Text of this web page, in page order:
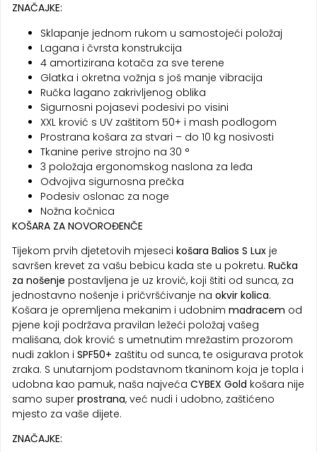
ZNAČAJKE:
Sklapanje jednom rukom u samostojeći položaj
Lagana i čvrsta konstrukcija
4 amortizirana kotača za sve terene
Glatka i okretna vožnja s još manje vibracija
Ručka lagano zakrivljenog oblika
Sigurnosni pojasevi podesivi po visini
XXL krović s UV zaštitom 50+ i mash podlogom
Prostrana košara za stvari – do 10 kg nosivosti
Tkanine perive strojno na 30 °
3 položaja ergonomskog naslona za leđa
Odvojiva sigurnosna prečka
Podesiv oslonac za noge
Nožna kočnica
KOŠARA ZA NOVOROĐENČE
Tijekom prvih djetetovih mjeseci košara Balios S Lux je
savršen krevet za vašu bebicu kada ste u pokretu. Ručka
za nošenje postavljena je uz krović, koji štiti od sunca, za
jednostavno nošenje i pričvršćivanje na okvir kolica.
Košara je opremljena mekanim i udobnim madracem od
pjene koji podržava pravilan ležeći položaj vašeg
mališana, dok krović s umetnutim mrežastim prozorom
nudi zaklon i SPF50+ zaštitu od sunca, te osigurava protok
zraka. S unutarnjom podstavnom tkaninom koja je topla i
udobna kao pamuk, naša najveća CYBEX Gold košara nije
samo super prostrana, već nudi i udobno, zaštićeno
mjesto za vaše dijete.
ZNAČAJKE: